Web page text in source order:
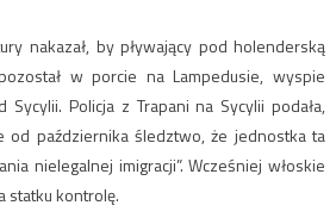
nakazał, by pływający pod holenderską
w porcie na Lampedusie, wyspie
Sycylii. Policja z Trapani na Sycylii podała,
od października śledztwo, że jednostka ta
nielegalnej imigracji”. Wcześniej włoskie
statku kontrolę.